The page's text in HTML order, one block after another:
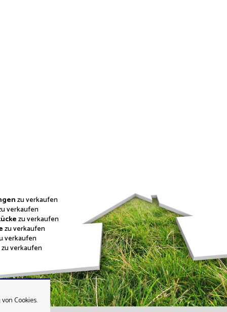
zu verkaufen
verkaufen
zu verkaufen
zu verkaufen
verkaufen
zu verkaufen
Cookies.